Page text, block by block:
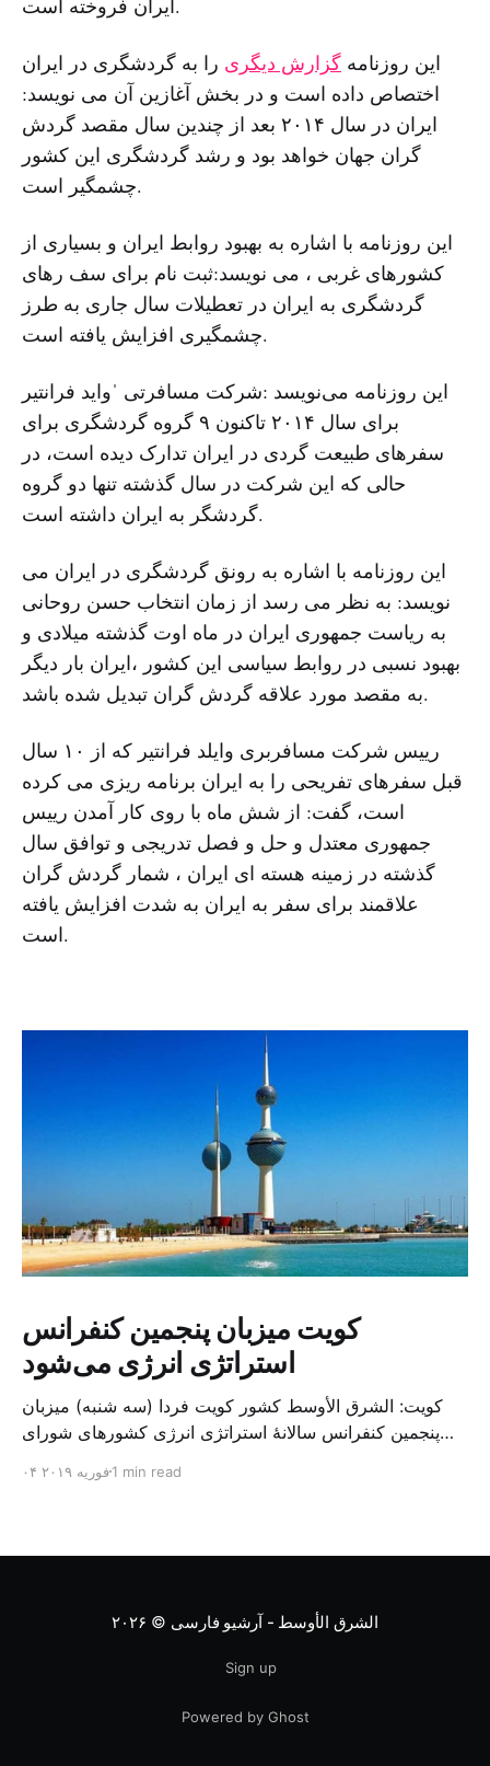
این روزنامه گزارش دیگری را به گردشگری در ایران
اختصاص داده است و در بخش آغازین آن می نویسد:
ایران در سال ۲۰۱۴ بعد از چندین سال مقصد گردش
گران جهان خواهد بود و رشد گردشگری این کشور
چشمگیر است.
این روزنامه با اشاره به بهبود روابط ایران و بسیاری از
کشورهای غربی ، می نویسد:ثبت نام برای سف رهای
گردشگری به ایران در تعطیلات سال جاری به طرز
چشمگیری افزایش یافته است.
این روزنامه می‌نویسد :شرکت مسافرتی ˈواید فرانتیر
برای سال ۲۰۱۴ تاکنون ۹ گروه گردشگری برای
سفرهای طبیعت گردی در ایران تدارک دیده است، در
حالی که این شرکت در سال گذشته تنها دو گروه
گردشگر به ایران داشته است.
این روزنامه با اشاره به رونق گردشگری در ایران می
نویسد: به نظر می رسد از زمان انتخاب حسن روحانی
به ریاست جمهوری ایران در ماه اوت گذشته میلادی و
بهبود نسبی در روابط سیاسی این کشور ،ایران بار دیگر
به مقصد مورد علاقه گردش گران تبدیل شده باشد.
رییس شرکت مسافربری وایلد فرانتیر که از ۱۰ سال
قبل سفرهای تفریحی را به ایران برنامه ریزی می کرده
است، گفت: از شش ماه با روی کار آمدن رییس
جمهوری معتدل و حل و فصل تدریجی و توافق سال
گذشته در زمینه هسته ای ایران ، شمار گردش گران
علاقمند برای سفر به ایران به شدت افزایش یافته
است.
کویت میزبان پنجمین کنفرانس
استراتژی انرژی می‌شود
کویت: الشرق الأوسط کشور کویت فردا (سه شنبه) میزبان
پنجمین کنفرانس سالانهٔ استراتژی انرژی کشورهای شورای
متخصص از شرکت‌های جهانی نفت و گاز در این کنفرانس
۰۴ فوریه ۲۰۱۹1 min read
الشرق الأوسط - آرشیو فارسی © ۲۰۲۶
Sign up
Powered by Ghost